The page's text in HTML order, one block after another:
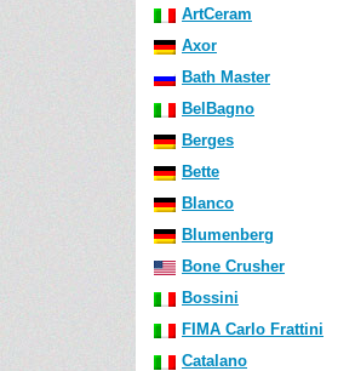
ArtCeram
Axor
Bath Master
BelBagno
Berges
Bette
Blanco
Blumenberg
Bone Crusher
Bossini
FIMA Carlo Frattini
Catalano